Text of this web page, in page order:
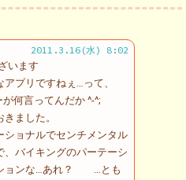
2011.3.16(水) 8:02
います
プリですねぇ…って、
何言ってんだか ^-^;
ました。
ショナルでセンチメンタル
、バイキングのパーテーシ
ョンな…あれ？ …とも